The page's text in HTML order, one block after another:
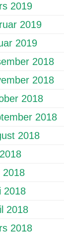
2019
2019
2019
2018
2018
2018
2018
2018
2018
2018
2018
2018